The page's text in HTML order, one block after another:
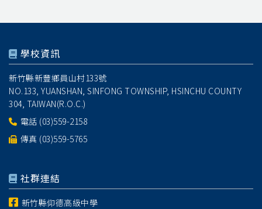
學校資訊
新竹縣新豐鄉員山村133號
NO.133, YUANSHAN, SINFONG TOWNSHIP, HSINCHU COUNTY
304, TAIWAN(R.O.C.)
電話 (03)559-2158
傳真 (03)559-5765
社群連結
新竹縣仰德高級中學